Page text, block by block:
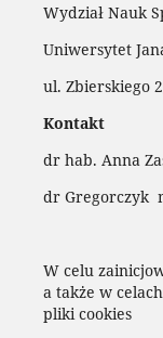
Wydział Nauk
Uniwersytet
ul. Zbierskiego
Kontakt
dr hab. Anna
dr Gregorczyk
W celu
a także w
pliki cookies